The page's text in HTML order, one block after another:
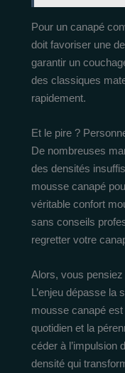
Pour un canapé
doit favoriser une
garantir un
des classiques
rapidement.
Et le pire ?
De nombreuses
des densités
mousse canapé
véritable confort
sans conseils
regretter votre
Alors, vous
L’enjeu dépasse la
mousse canapé
quotidien et la
céder à l’impulsion
densité qui